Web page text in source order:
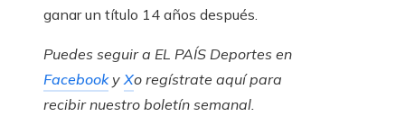
ganar un título 14 años después.
Puedes seguir a EL PAÍS Deportes en
FacebookyXo regístrate aquí para
recibirnuestro boletín semanal.